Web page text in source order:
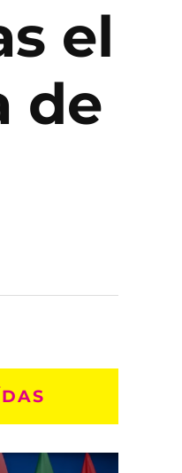
el
de